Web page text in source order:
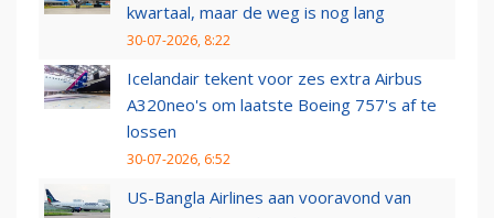
kwartaal, maar de weg is nog lang
30-07-2026, 8:22
Icelandair tekent voor zes extra Airbus
A320neo's om laatste Boeing 757's af te
lossen
30-07-2026, 6:52
US-Bangla Airlines aan vooravond van